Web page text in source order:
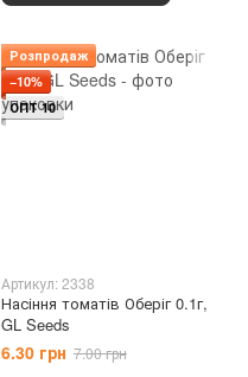
Розпродаж
−10%
ОПТ 10
Артикул: 2338
Насіння томатів Оберіг 0.1г,
GL Seeds
6.30 грн 7.00 грн